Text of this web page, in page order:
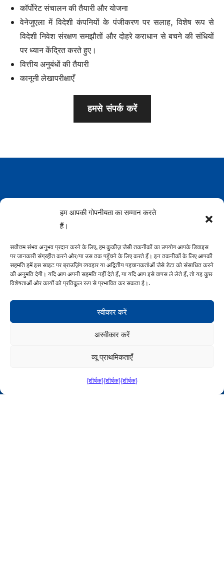
हम आपकी गोपनीयता का सम्मान करते
हैं।
सर्वोत्तम संभव अनुभव प्रदान करने के लिए, हम कुकीज़ जैसी तकनीकों का उपयोग आपके डिवाइस
पर जानकारी संग्रहीत करने और/या उस तक पहुँचने के लिए करते हैं। इन तकनीकों के लिए आपकी
सहमति हमें इस साइट पर ब्राउज़िंग व्यवहार या अद्वितीय पहचानकर्ताओं जैसे डेटा को संसाधित करने
की अनुमति देगी। यदि आप अपनी सहमति नहीं देते हैं, या यदि आप इसे वापस ले लेते हैं, तो यह कुछ
विशेषताओं और कार्यों को प्रतिकूल रूप से प्रभावित कर सकता है।.
स्वीकार करें
अस्वीकार करें
व्यू प्राथमिकताएँ
{शीर्षक}{शीर्षक}{शीर्षक}
कॉर्पोरेट संचालन की तैयारी और योजना
वेनेजुएला में विदेशी कंपनियों के पंजीकरण पर सलाह, विशेष रूप से
विदेशी निवेश संरक्षण समझौतों और दोहरे कराधान से बचने की संधियों
पर ध्यान केंद्रित करते हुए।
वित्तीय अनुबंधों की तैयारी
कानूनी लेखापरीक्षाएँ
हमसे संपर्क करें
एवेनिडा लुइस रोश डी अल्तामिरा, हेलेना बिल्डिंग, कार्यालय 16,
कराकस, वेनेजुएला। पोस्टल कोड 1060.